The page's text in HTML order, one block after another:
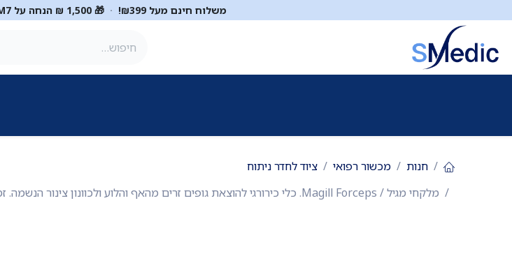
משלוח חינם מעל ₪399! · 🎁 1,500 ₪ הנחה על SM7 בקניה באתר בקוד
חנות מכשור רפואי
ציוד לחדר ניתוח
מלקחי מגיל / Magill Forceps. כלי כירורגי להוצאת גופים זרים מהאף והלוע ולכוונון צינור הנשמה. זמין במידת ילד ובמידת מבוגר. פלדת אל חלד רב פעמית. ס.מדיק יבוא